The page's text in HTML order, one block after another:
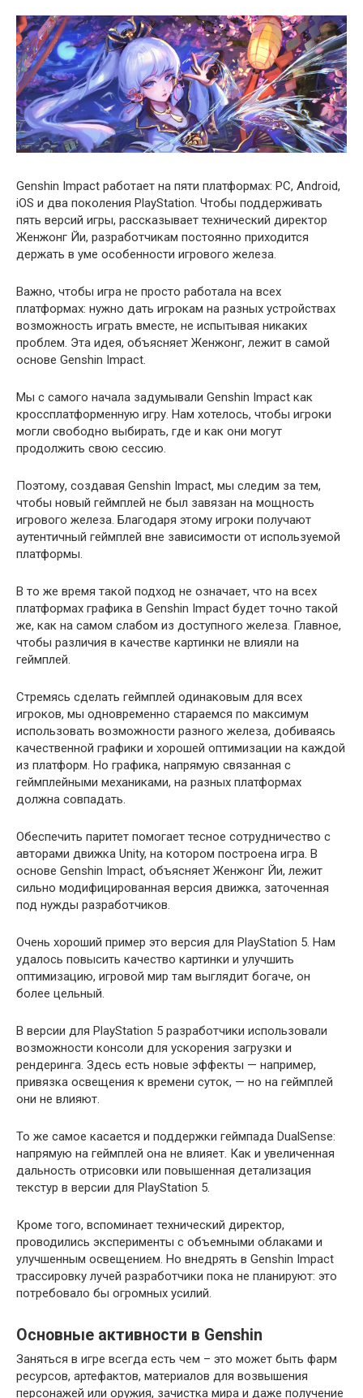
Genshin Impact работает на пяти платформах: PC, Android,
iOS и два поколения PlayStation. Чтобы поддерживать
пять версий игры, рассказывает технический директор
Женжонг Йи, разработчикам постоянно приходится
держать в уме особенности игрового железа.
Важно, чтобы игра не просто работала на всех
платформах: нужно дать игрокам на разных устройствах
возможность играть вместе, не испытывая никаких
проблем. Эта идея, объясняет Женжонг, лежит в самой
основе Genshin Impact.
Мы с самого начала задумывали Genshin Impact как
кроссплатформенную игру. Нам хотелось, чтобы игроки
могли свободно выбирать, где и как они могут
продолжить свою сессию.
Поэтому, создавая Genshin Impact, мы следим за тем,
чтобы новый геймплей не был завязан на мощность
игрового железа. Благодаря этому игроки получают
аутентичный геймплей вне зависимости от используемой
платформы.
В то же время такой подход не означает, что на всех
платформах графика в Genshin Impact будет точно такой
же, как на самом слабом из доступного железа. Главное,
чтобы различия в качестве картинки не влияли на
геймплей.
Стремясь сделать геймплей одинаковым для всех
игроков, мы одновременно стараемся по максимум
использовать возможности разного железа, добиваясь
качественной графики и хорошей оптимизации на каждой
из платформ. Но графика, напрямую связанная с
геймплейными механиками, на разных платформах
должна совпадать.
Обеспечить паритет помогает тесное сотрудничество с
авторами движка Unity, на котором построена игра. В
основе Genshin Impact, объясняет Женжонг Йи, лежит
сильно модифицированная версия движка, заточенная
под нужды разработчиков.
Очень хороший пример это версия для PlayStation 5. Нам
удалось повысить качество картинки и улучшить
оптимизацию, игровой мир там выглядит богаче, он
более цельный.
В версии для PlayStation 5 разработчики использовали
возможности консоли для ускорения загрузки и
рендеринга. Здесь есть новые эффекты — например,
привязка освещения к времени суток, — но на геймплей
они не влияют.
То же самое касается и поддержки геймпада DualSense:
напрямую на геймплей она не влияет. Как и увеличенная
дальность отрисовки или повышенная детализация
текстур в версии для PlayStation 5.
Кроме того, вспоминает технический директор,
проводились эксперименты с объемными облаками и
улучшенным освещением. Но внедрять в Genshin Impact
трассировку лучей разработчики пока не планируют: это
потребовало бы огромных усилий.
Основные активности в Genshin
Заняться в игре всегда есть чем – это может быть фарм
ресурсов, артефактов, материалов для возвышения
персонажей или оружия, зачистка мира и даже получение